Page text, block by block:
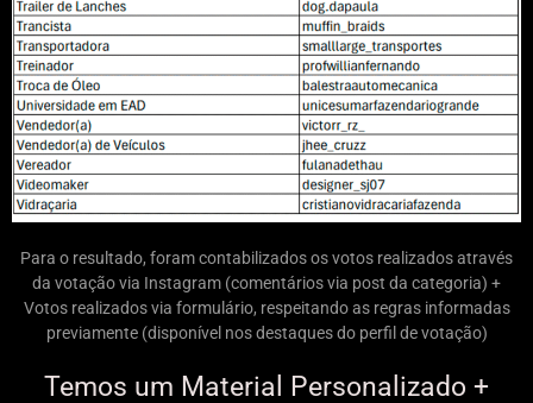
Para o resultado, foram contabilizados os votos realizados através
da votação via Instagram (comentários via post da categoria) +
Votos realizados via formulário, respeitando as regras informadas
previamente (disponível nos destaques do perfil de votação)
Temos um Material Personalizado +